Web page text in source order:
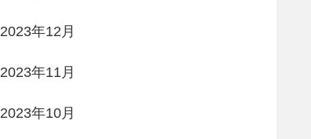
2023年12月
2023年11月
2023年10月